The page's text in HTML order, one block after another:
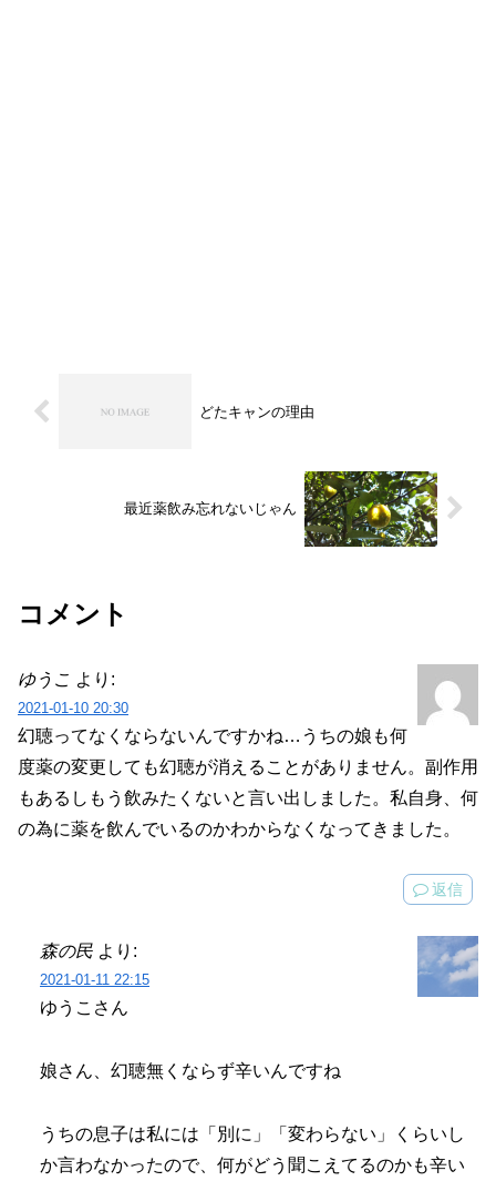
どたキャンの理由
最近薬飲み忘れないじゃん
コメント
ゆうこ より:
2021-01-10 20:30
幻聴ってなくならないんですかね…うちの娘も何
度薬の変更しても幻聴が消えることがありません。副作用
もあるしもう飲みたくないと言い出しました。私自身、何
の為に薬を飲んでいるのかわからなくなってきました。
返信
森の民 より:
2021-01-11 22:15
ゆうこさん
娘さん、幻聴無くならず辛いんですね
うちの息子は私には「別に」「変わらない」くらいし
か言わなかったので、何がどう聞こえてるのかも辛い